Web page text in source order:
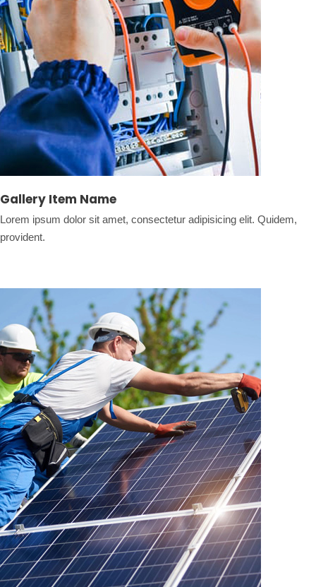
Gallery Item Name
Lorem ipsum dolor sit amet, consectetur adipisicing elit. Quidem,
provident.